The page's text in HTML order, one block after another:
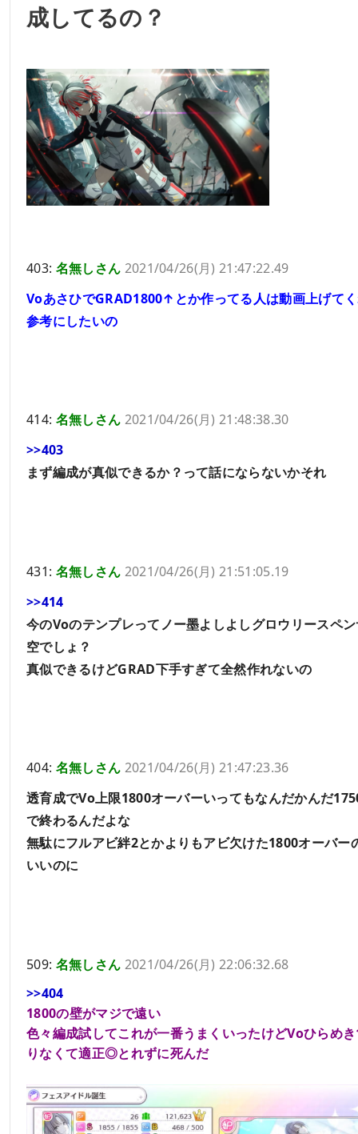
成してるの？
403: 名無しさん 2021/04/26(月) 21:47:22.49
VoあさひでGRAD1800↑とか作ってる人は動画上げて
参考にしたいの
414: 名無しさん 2021/04/26(月) 21:48:38.30
>>403
まず編成が真似できるか？って話にならないかそれ
431: 名無しさん 2021/04/26(月) 21:51:05.19
>>414
今のVoのテンプレってノー墨よしよしグロウリースペ
空でしょ？
真似できるけどGRAD下手すぎて全然作れないの
404: 名無しさん 2021/04/26(月) 21:47:23.36
透育成でVo上限1800オーバーいってもなんだかんだ
で終わるんだよな
無駄にフルアビ絆2とかよりもアビ欠けた1800オーバー
いいのに
509: 名無しさん 2021/04/26(月) 22:06:32.68
>>404
1800の壁がマジで遠い
色々編成試してこれが一番うまくいったけどVoひらめ
りなくて適正◎とれずに死んだ